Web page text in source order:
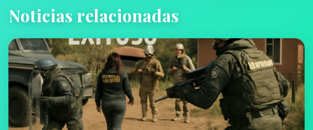
Noticias relacionadas